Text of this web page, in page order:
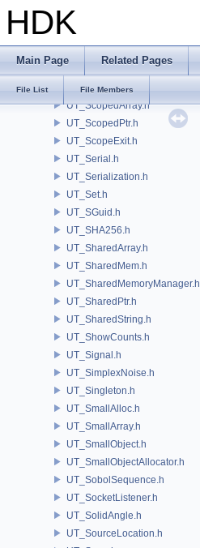
HDK
Main Page Related Pages
File List File Members
UT_SafeFloat.h
UT_SCCompressionFilter.h
UT_SCFWriter.h
UT_ScopedArray.h
UT_ScopedPtr.h
UT_ScopeExit.h
UT_Serial.h
UT_Serialization.h
UT_Set.h
UT_SGuid.h
UT_SHA256.h
UT_SharedArray.h
UT_SharedMem.h
UT_SharedMemoryManager.h
UT_SharedPtr.h
UT_SharedString.h
UT_ShowCounts.h
UT_Signal.h
UT_SimplexNoise.h
UT_Singleton.h
UT_SmallAlloc.h
UT_SmallArray.h
UT_SmallObject.h
UT_SmallObjectAllocator.h
UT_SobolSequence.h
UT_SocketListener.h
UT_SolidAngle.h
UT_SourceLocation.h